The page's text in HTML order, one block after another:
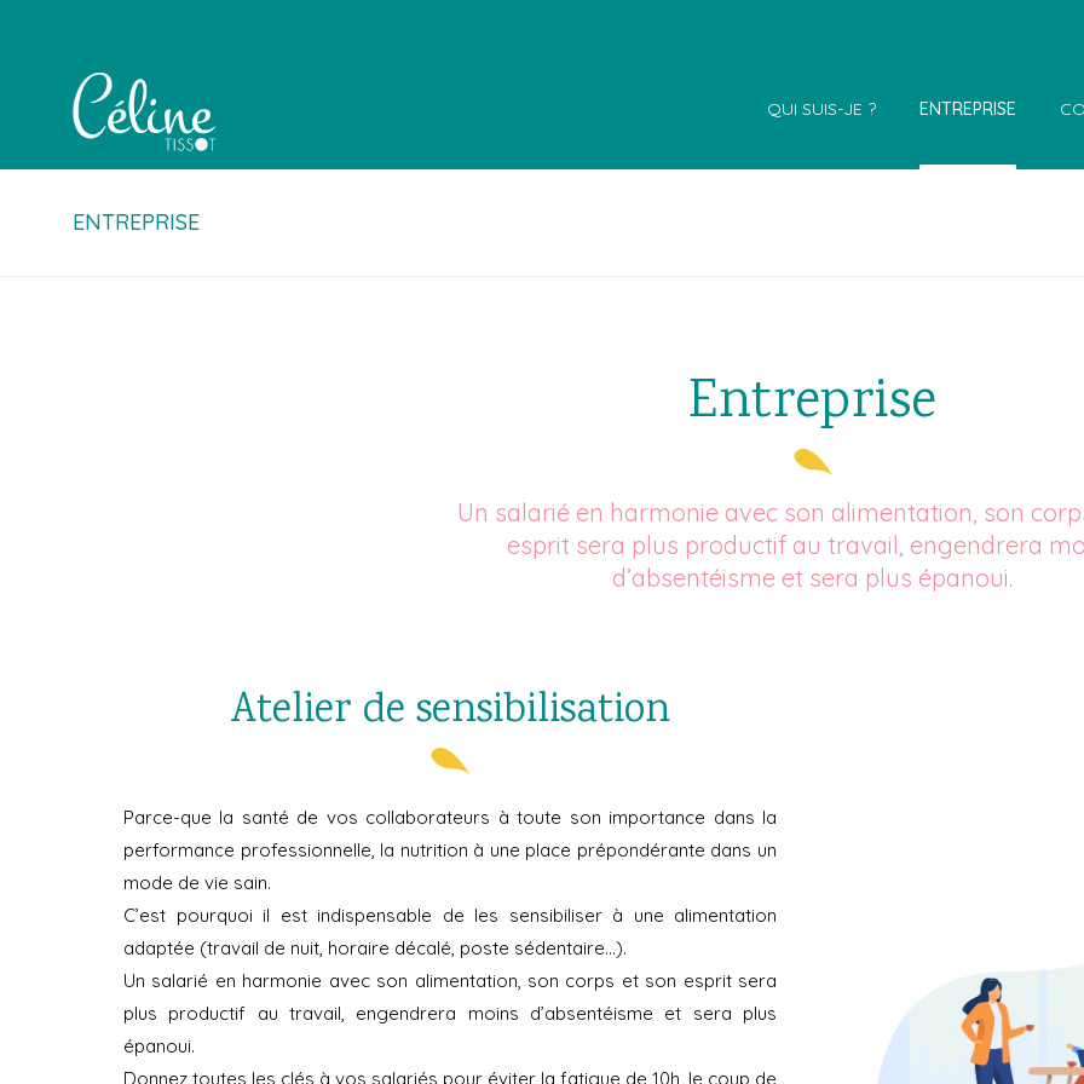
QUI SUIS-JE ? ENTREPRISE
ENTREPRISE
Entreprise
Un salarié en harmonie avec son alimentation, son
esprit sera plus productif au travail, engendrera
d’absentéisme et sera plus épanoui.
Atelier de sensibilisation
Parce-que la santé de vos collaborateurs à toute son importance dans la
performance professionnelle, la nutrition à une place prépondérante dans un
mode de vie sain.
C’est pourquoi il est indispensable de les sensibiliser à une alimentation
adaptée (travail de nuit, horaire décalé, poste sédentaire…).
Un salarié en harmonie avec son alimentation, son corps et son esprit sera
plus productif au travail, engendrera moins d’absentéisme et sera plus
épanoui.
Donnez toutes les clés à vos salariés pour éviter la fatigue de 10h, le coup de